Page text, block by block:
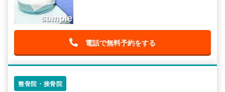
電話で無料予約をする
整骨院・接骨院